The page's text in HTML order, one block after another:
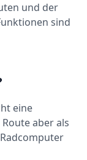
und der
sind
eine
aber als